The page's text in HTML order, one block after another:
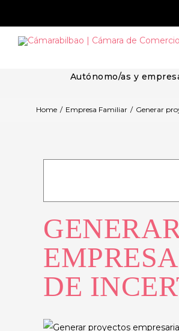
to
content
Autónomo/as y
Home / Empresa Familiar / Generar
DE